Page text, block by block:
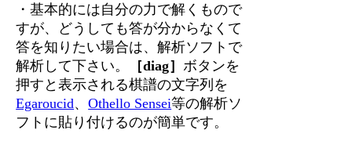
・基本的には自分の力で解くもので
すが、どうしても答が分からなくて
答を知りたい場合は、解析ソフトで
解析して下さい。
［diag］ ボタンを
押すと表示される棋譜の文字列を
Egaroucid、Othello Sensei等の解析ソ
フトに貼り付けるのが簡単です。